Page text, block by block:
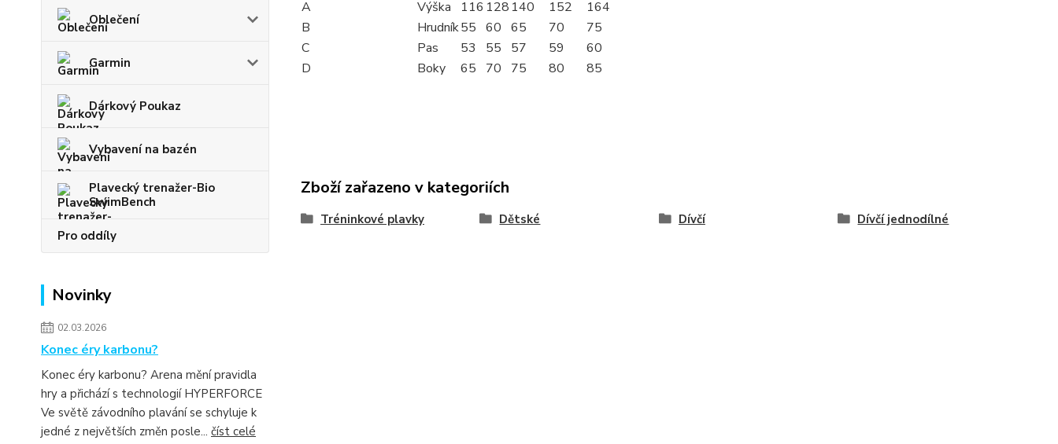
Oblečení
Garmin
Dárkový Poukaz
Vybavení na bazén
Plavecký trenažer-Bio
SwimBench
Pro oddíly
Novinky
02.03.2026
Konec éry karbonu?
Konec éry karbonu? Arena mění pravidla
hry a přichází s technologií HYPERFORCE
Ve světě závodního plavání se schyluje k
jedné z největších změn posle... číst celé
A Výška 116 128 140 152
164
B
Hrudník55 60 65 70
75
C
Pas 53 55 57 59
60
D
Boky 65 70 75 80 85
Zboží zařazeno v kategoriích
Tréninkové plavky Dětské Dívčí Dívčí jednodílné